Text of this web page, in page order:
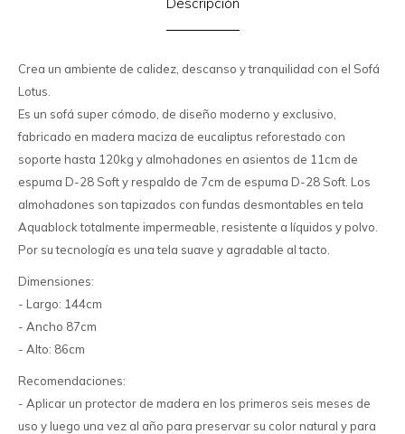
Crea un ambiente de calidez, descanso y tranquilidad con el Sofá
Lotus.
Es un sofá super cómodo, de diseño moderno y exclusivo,
fabricado en madera maciza de eucaliptus reforestado con
soporte hasta 120kg y almohadones en asientos de 11cm de
espuma D-28 Soft y respaldo de 7cm de espuma D-28 Soft. Los
almohadones son tapizados con fundas desmontables en tela
Aquablock totalmente impermeable, resistente a líquidos y polvo.
Por su tecnología es una tela suave y agradable al tacto.
Dimensiones:
- Largo: 144cm
- Ancho 87cm
- Alto: 86cm
Recomendaciones:
- Aplicar un protector de madera en los primeros seis meses de
uso y luego una vez al año para preservar su color natural y para